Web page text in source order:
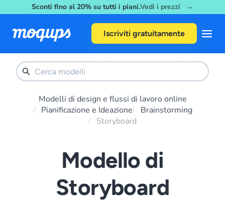
Skip to contentSconti fino al 20% su tutti i piani.Vedi i prezzi →
Iscriviti gratuitamente
Modelli di design e flussi di lavoro online
Pianificazione e Ideazione
Brainstorming
Storyboard
Modello di
Storyboard